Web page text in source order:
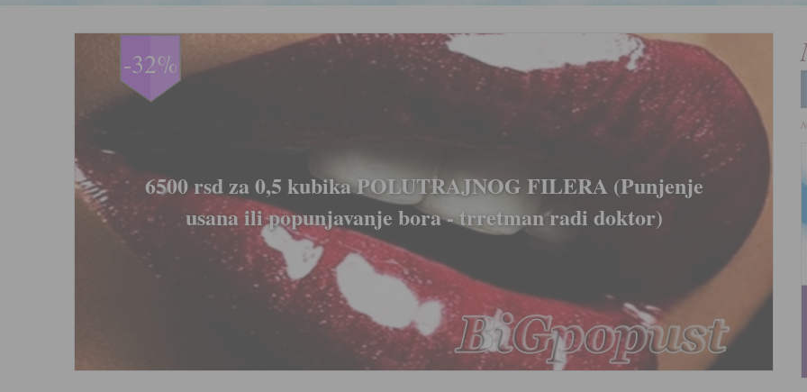
LIPOLIZA IGLICAMA - Medicinski tretman za uklanjanje i
topljenje masnih naslaga 8000 rsd (tretman radi doktor)
-33%